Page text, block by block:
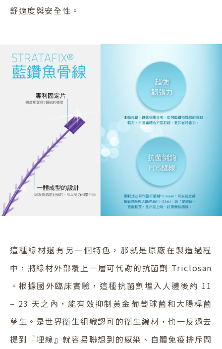
舒適度與安全性。
這種線材還有另一個特色，那就是原廠在製造過程
中，將線材外部覆上一層可代謝的抗菌劑 Triclosan
。根據國外臨床實驗，這種抗菌劑埋入人體後約 11
– 23 天之內，能有效抑制黃金葡萄球菌和大腸桿菌
孳生。是世界衛生組織認可的衛生線材，也一反過去
提到『埋線』就容易聯想到的感染、自體免疫排斥問